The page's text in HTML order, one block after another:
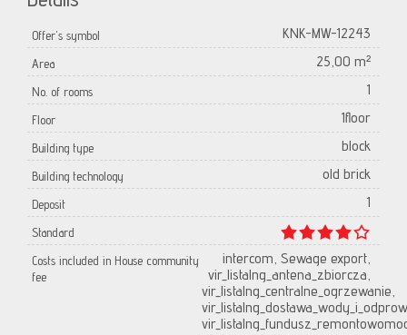
Offer's symbol KNK-MW-12243
Area 25,00 m²
No. of rooms 1
Floor 1floor
Building type block
Building technology old brick
Deposit 1
Standard
Costs included in House community
fee
intercom, Sewage export,
vir_listalng_antena_zbiorcza,
vir_listalng_centralne_ogrzewanie,